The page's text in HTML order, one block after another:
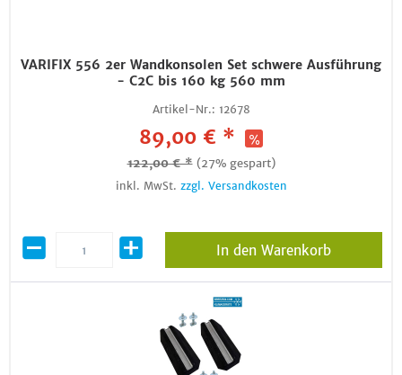
VARIFIX 556 2er Wandkonsolen Set schwere Ausführung
- C2C bis 160 kg 560 mm
Artikel-Nr.: 12678
89,00 € *
122,00 € * (27% gespart)
inkl. MwSt. zzgl. Versandkosten
In den Warenkorb